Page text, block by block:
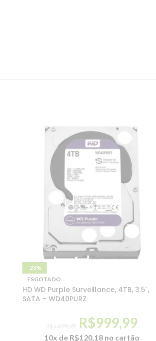
-23%
ESGOTADO
HD WD Purple Surveillance, 4TB, 3.5´,
SATA – WD40PURZ
R$1.299,99 R$999,99
10x de R$120,18 no cartão